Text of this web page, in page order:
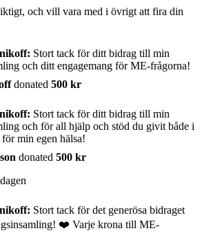
och vill vara med i övrigt att fira din
Stort tack för ditt bidrag till min
och ditt engagemang för ME-frågorna!
donated 500 kr
Stort tack för ditt bidrag till min
och för all hjälp och stöd du givit både i
min egen hälsa!
donated 500 kr
Stort tack för det generösa bidraget
❤️ Varje krona till ME-